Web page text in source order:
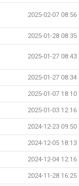
2025-02-07 08:56
2025-01-28 08:35
2025-01-27 08:43
2025-01-27 08:34
2025-01-07 18:10
2025-01-03 12:16
2024-12-23 09:50
2024-12-05 18:13
2024-12-04 12:16
2024-11-28 16:25